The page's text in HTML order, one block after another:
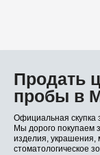
Продать
пробы в
Официальная скупка
Мы дорого покупаем
изделия, украшения,
стоматологическое